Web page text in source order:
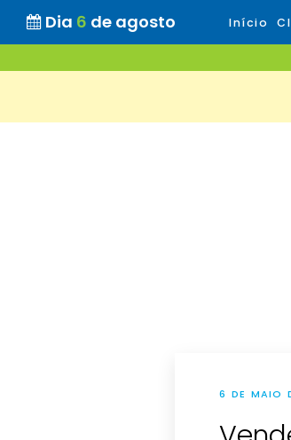
Dia 6 de agosto Início
6 DE MAIO